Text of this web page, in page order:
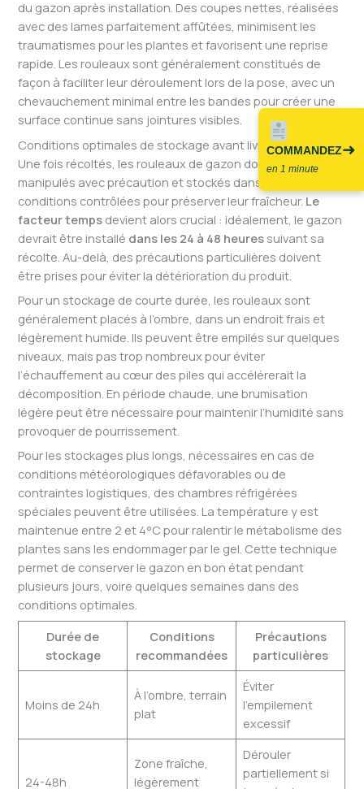
du gazon après installation. Des coupes nettes, réalisées
avec des lames parfaitement affûtées, minimisent les
traumatismes pour les plantes et favorisent une reprise
rapide. Les rouleaux sont généralement constitués de
façon à faciliter leur déroulement lors de la pose, avec un
chevauchement minimal entre les bandes pour créer une
surface continue sans jointures visibles.
Conditions optimales de stockage avant livraison
Une fois récoltés, les rouleaux de gazon doivent être
manipulés avec précaution et stockés dans des
conditions contrôlées pour préserver leur fraîcheur. Le
facteur temps devient alors crucial : idéalement, le gazon
devrait être installé dans les 24 à 48 heures suivant sa
récolte. Au-delà, des précautions particulières doivent
être prises pour éviter la détérioration du produit.
Pour un stockage de courte durée, les rouleaux sont
généralement placés à l’ombre, dans un endroit frais et
légèrement humide. Ils peuvent être empilés sur quelques
niveaux, mais pas trop nombreux pour éviter
l’échauffement au cœur des piles qui accélérerait la
décomposition. En période chaude, une brumisation
légère peut être nécessaire pour maintenir l’humidité sans
provoquer de pourrissement.
Pour les stockages plus longs, nécessaires en cas de
conditions météorologiques défavorables ou de
contraintes logistiques, des chambres réfrigérées
spéciales peuvent être utilisées. La température y est
maintenue entre 2 et 4°C pour ralentir le métabolisme des
plantes sans les endommager par le gel. Cette technique
permet de conserver le gazon en bon état pendant
plusieurs jours, voire quelques semaines dans des
conditions optimales.
Durée de
stockage
Conditions
recommandées
Précautions
particulières
Moins de 24h
À l’ombre, terrain
plat
Éviter
l’empilement
excessif
24-48h
Zone fraîche,
légèrement
Dérouler
partiellement si
COMMANDEZ
en 1 minute
➜